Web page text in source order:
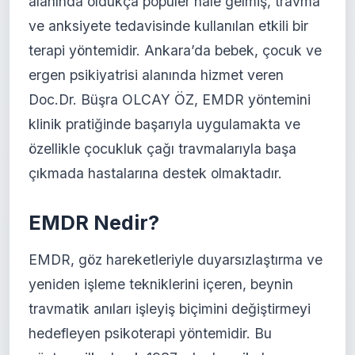
ve anksiyete tedavisinde kullanılan etkili bir
terapi yöntemidir. Ankara’da bebek, çocuk ve
ergen psikiyatrisi alanında hizmet veren
Doc.Dr. Büşra OLCAY ÖZ, EMDR yöntemini
klinik pratiğinde başarıyla uygulamakta ve
özellikle çocukluk çağı travmalarıyla başa
çıkmada hastalarına destek olmaktadır.
EMDR Nedir?
EMDR, göz hareketleriyle duyarsızlaştırma ve
yeniden işleme tekniklerini içeren, beynin
travmatik anıları işleyiş biçimini değiştirmeyi
hedefleyen psikoterapi yöntemidir. Bu